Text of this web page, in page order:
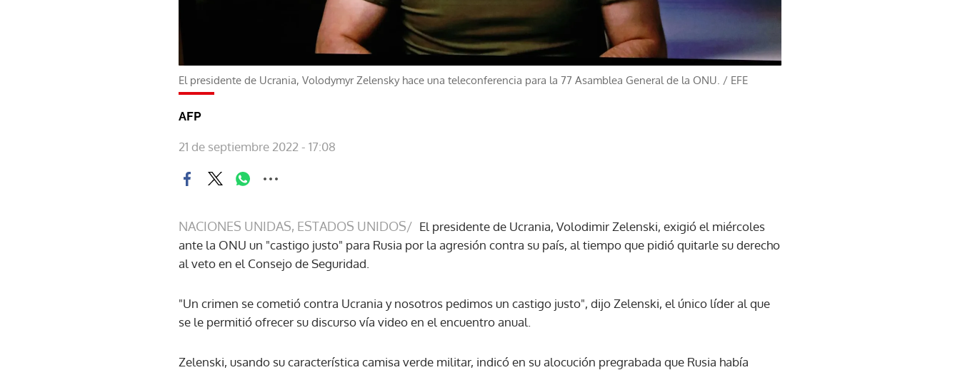
El presidente de Ucrania, Volodymyr Zelensky hace una teleconferencia para la 77 Asamblea General de la ONU. / EFE
AFP
21 de septiembre 2022 - 17:08
NACIONES UNIDAS, ESTADOS UNIDOS/ El presidente de Ucrania, Volodimir Zelenski, exigió el miércoles
ante la ONU un "castigo justo" para Rusia por la agresión contra su país, al tiempo que pidió quitarle su derecho
al veto en el Consejo de Seguridad.
"Un crimen se cometió contra Ucrania y nosotros pedimos un castigo justo", dijo Zelenski, el único líder al que
se le permitió ofrecer su discurso vía video en el encuentro anual.
Zelenski, usando su característica camisa verde militar, indicó en su alocución pregrabada que Rusia había